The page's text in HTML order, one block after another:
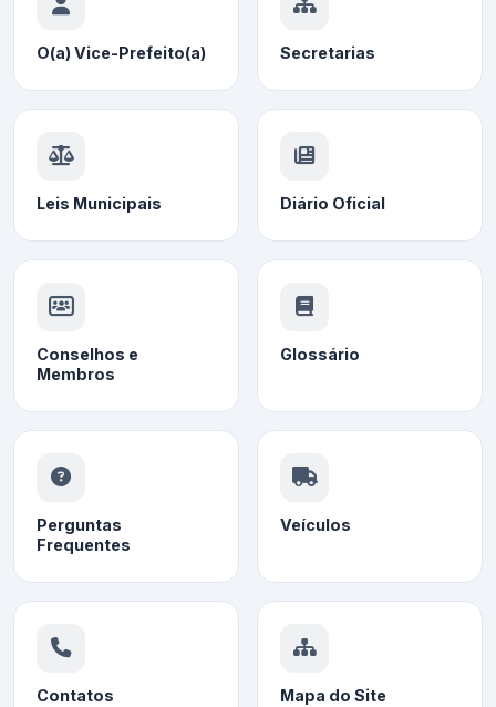
O(a) Vice-Prefeito(a) Secretarias
Leis Municipais Diário Oficial
Conselhos e
Membros
Glossário
Perguntas
Frequentes
Veículos
Contatos Mapa do Site